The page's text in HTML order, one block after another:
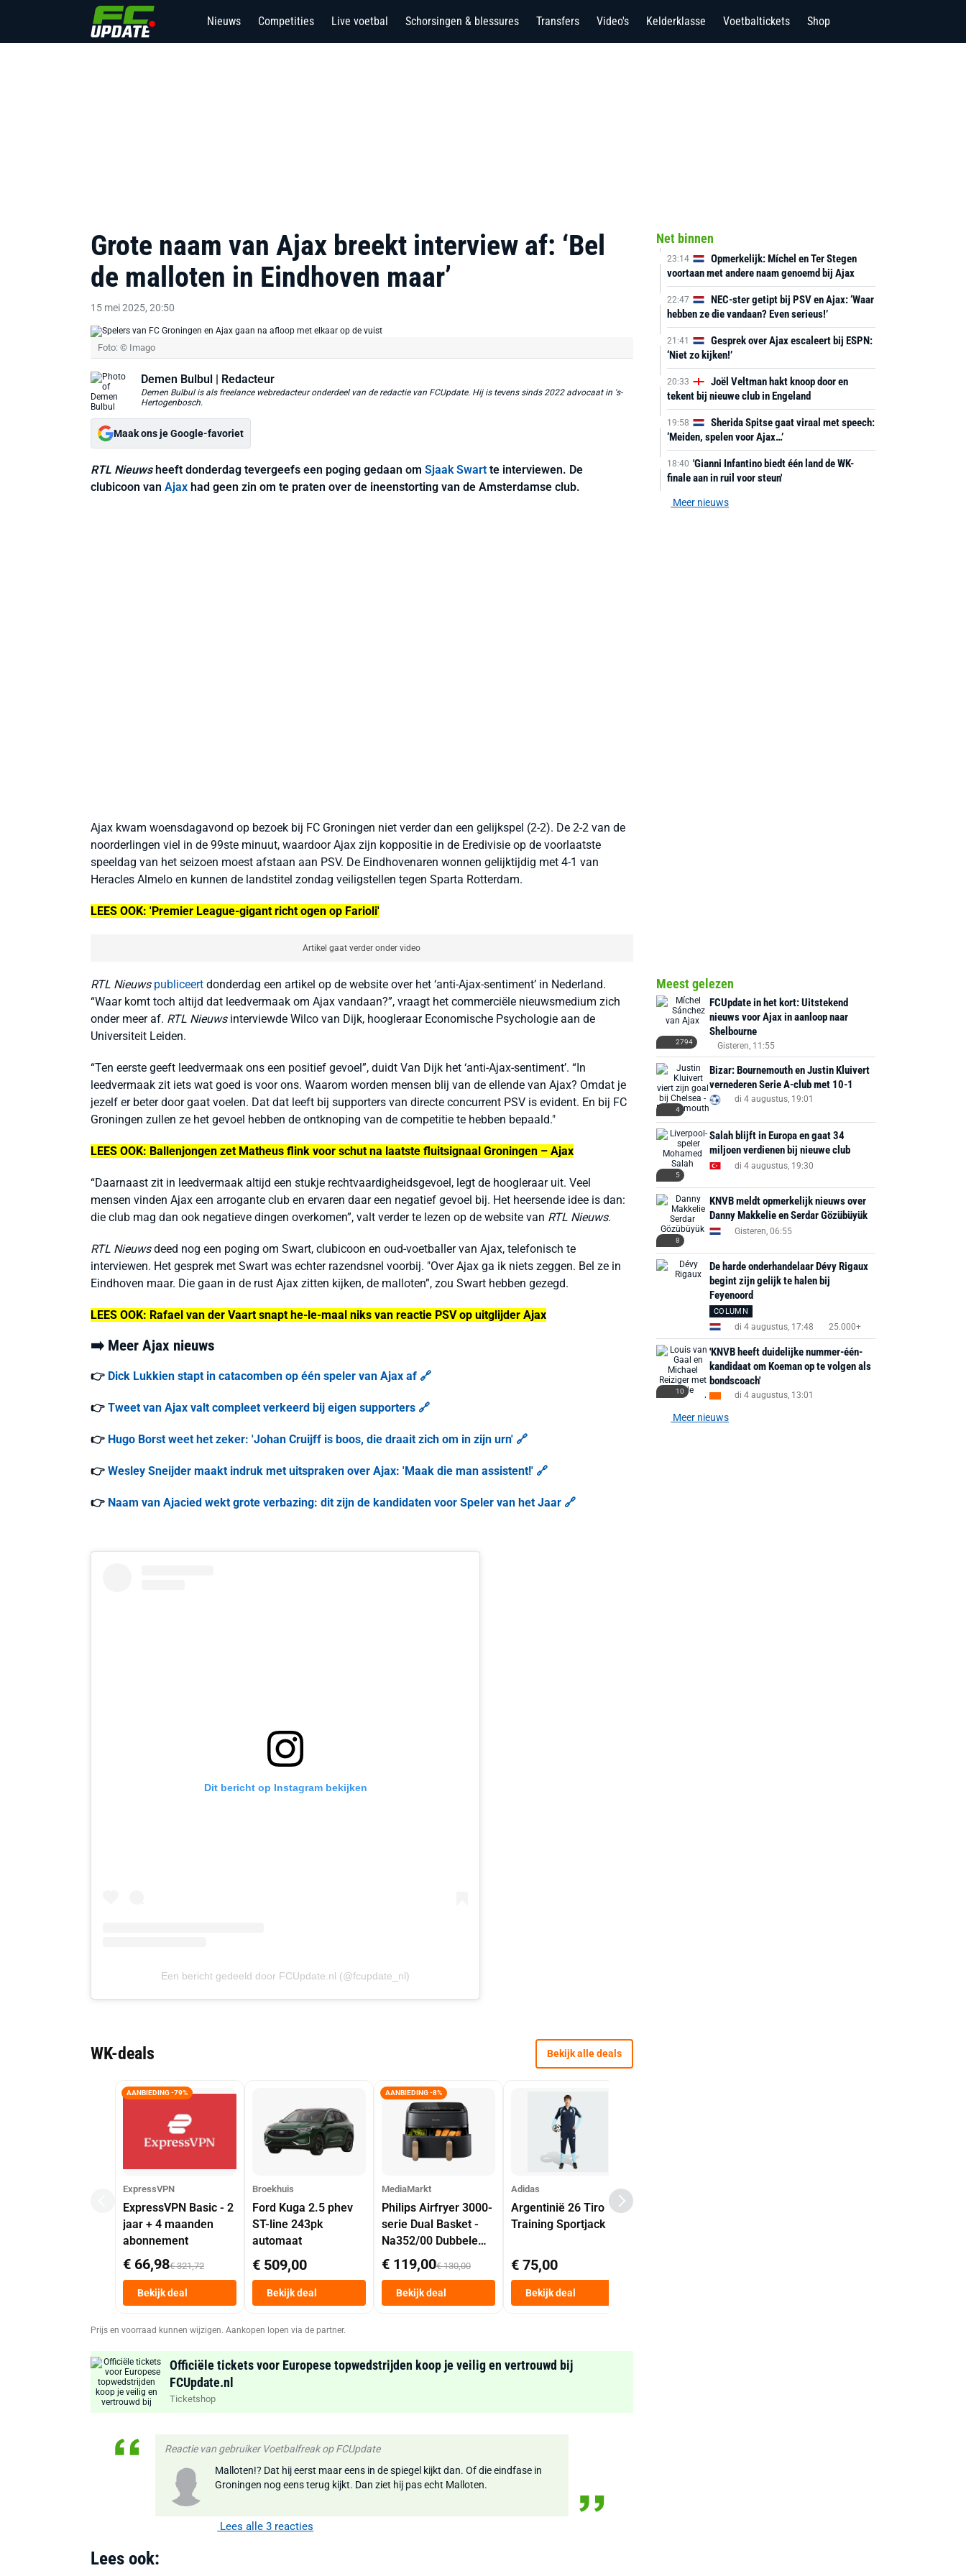
Nieuws Competities Live voetbal Schorsingen & blessures Transfers Video's Kelderklasse Voetbaltickets Shop
Grote naam van Ajax breekt interview af: ‘Bel
de malloten in Eindhoven maar’
15 mei 2025, 20:50
Foto: © Imago
Demen Bulbul | Redacteur
Demen Bulbul is als freelance webredacteur onderdeel van de redactie van FCUpdate. Hij is tevens sinds 2022 advocaat in 's-
Hertogenbosch.
Maak ons je Google-favoriet
RTL Nieuwsheeft donderdag tevergeefs een poging gedaan om Sjaak Swart te interviewen. De
clubicoon van Ajax had geen zin om te praten over de ineenstorting van de Amsterdamse club.
Ajax kwam woensdagavond op bezoek bij FC Groningen niet verder dan een gelijkspel (2-2). De 2-2 van de
noorderlingen viel in de 99ste minuut, waardoor Ajax zijn koppositie in de Eredivisie op de voorlaatste
speeldag van het seizoen moest afstaan aan PSV. De Eindhovenaren wonnen gelijktijdig met 4-1 van
Heracles Almelo en kunnen de landstitel zondag veiligstellen tegen Sparta Rotterdam.
LEES OOK: 'Premier League-gigant richt ogen op Farioli'
Artikel gaat verder onder video
RTL Nieuws publiceert donderdag een artikel op de website over het ‘anti-Ajax-sentiment’ in Nederland.
“Waar komt toch altijd dat leedvermaak om Ajax vandaan?”, vraagt het commerciële nieuwsmedium zich
onder meer af. RTL Nieuwsinterviewde Wilco van Dijk, hoogleraar Economische Psychologie aan de
Universiteit Leiden.
“Ten eerste geeft leedvermaak ons een positief gevoel”, duidt Van Dijk het ‘anti-Ajax-sentiment’. “In
leedvermaak zit iets wat goed is voor ons. Waarom worden mensen blij van de ellende van Ajax? Omdat je
jezelf er beter door gaat voelen. Dat dat leeft bij supporters van directe concurrent PSV is evident. En bij FC
Groningen zullen ze het gevoel hebben de ontknoping van de competitie te hebben bepaald."
LEES OOK: Ballenjongen zet Matheus flink voor schut na laatste fluitsignaal Groningen – Ajax
“Daarnaast zit in leedvermaak altijd een stukje rechtvaardigheidsgevoel, legt de hoogleraar uit. Veel
mensen vinden Ajax een arrogante club en ervaren daar een negatief gevoel bij. Het heersende idee is dan:
die club mag dan ook negatieve dingen overkomen”, valt verder te lezen op de website van RTL Nieuws.
RTL Nieuwsdeed nog een poging om Swart, clubicoon en oud-voetballer van Ajax, telefonisch te
interviewen. Het gesprek met Swart was echter razendsnel voorbij. "Over Ajax ga ik niets zeggen. Bel ze in
Eindhoven maar. Die gaan in de rust Ajax zitten kijken, de malloten”, zou Swart hebben gezegd.
LEES OOK: Rafael van der Vaart snapt he-le-maal niks van reactie PSV op uitglijder Ajax
➡️ Meer Ajax nieuws
👉 Dick Lukkien stapt in catacomben op één speler van Ajax af 🔗
👉 Tweet van Ajax valt compleet verkeerd bij eigen supporters 🔗
👉 Hugo Borst weet het zeker: 'Johan Cruijff is boos, die draait zich om in zijn urn' 🔗
👉 Wesley Sneijder maakt indruk met uitspraken over Ajax: 'Maak die man assistent!' 🔗
👉 Naam van Ajacied wekt grote verbazing: dit zijn de kandidaten voor Speler van het Jaar 🔗
Dit bericht op Instagram bekijken
Een bericht gedeeld door FCUpdate.nl (@fcupdate_nl)
WK-deals Bekijk alle deals
AANBIEDING -79%
ExpressVPN
ExpressVPN Basic - 2
jaar + 4 maanden
abonnement
€ 66,98€ 321,72
Bekijk deal
Broekhuis
Ford Kuga 2.5 phev
ST-line 243pk
automaat
€ 509,00
Bekijk deal
AANBIEDING -8%
MediaMarkt
Philips Airfryer 3000-
serie Dual Basket -
Na352/00 Dubbele
Mand 9 L Tot 6
Personen
Heteluchtfriteuse
Zwart
€ 119,00€ 130,00
Bekijk deal
Adidas
Argentinië 26 Tiro
Training Sportjack
€ 75,00
Bekijk deal
Prijs en voorraad kunnen wijzigen. Aankopen lopen via de partner.
Officiële tickets voor Europese topwedstrijden koop je veilig en vertrouwd bij
FCUpdate.nl
Ticketshop
Reactie van gebruiker Voetbalfreak op FCUpdate
Malloten!? Dat hij eerst maar eens in de spiegel kijkt dan. Of die eindfase in
Groningen nog eens terug kijkt. Dan ziet hij pas echt Malloten.
Lees alle 3 reacties
Lees ook:
Net binnen
23:14
Opmerkelijk: Míchel en Ter Stegen
voortaan met andere naam genoemd bij Ajax
22:47
NEC-ster getipt bij PSV en Ajax: ‘Waar
hebben ze die vandaan? Even serieus!’
21:41
Gesprek over Ajax escaleert bij ESPN:
‘Niet zo kijken!’
20:33
Joël Veltman hakt knoop door en
tekent bij nieuwe club in Engeland
19:58
Sherida Spitse gaat viraal met speech:
‘Meiden, spelen voor Ajax…’
18:40 'Gianni Infantino biedt één land de WK-
finale aan in ruil voor steun'
Meer nieuws
Meest gelezen
2794
FCUpdate in het kort: Uitstekend
nieuws voor Ajax in aanloop naar
Shelbourne
Gisteren, 11:55
4
Bizar: Bournemouth en Justin Kluivert
vernederen Serie A-club met 10-1
di 4 augustus, 19:01
5
Salah blijft in Europa en gaat 34
miljoen verdienen bij nieuwe club
di 4 augustus, 19:30
8
KNVB meldt opmerkelijk nieuws over
Danny Makkelie en Serdar Gözübüyük
Gisteren, 06:55
De harde onderhandelaar Dévy Rigaux
begint zijn gelijk te halen bij
Feyenoord
COLUMN
di 4 augustus, 17:48 25.000+
10
'KNVB heeft duidelijke nummer-één-
kandidaat om Koeman op te volgen als
bondscoach'
di 4 augustus, 13:01
Meer nieuws